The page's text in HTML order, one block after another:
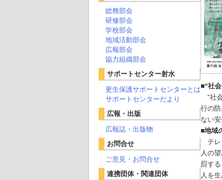
■“社
“社
行の
ない
■地域
テレ
人の
罰す
人を
総務部会
研修部会
学校部会
地域活動部会
広報部会
協力組織部会
サポートセンター射水
更生保護サポートセンターとは
サポートセンターだより
広報・出版
広報誌・出版物
お問合せ
ご意見・お問合せ
連携団体・関連団体